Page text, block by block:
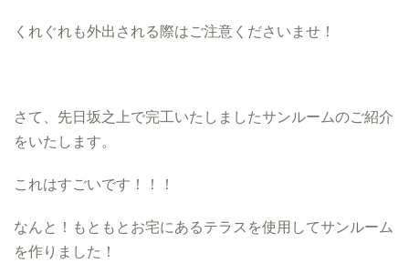
くれぐれも外出される際はご注意くださいませ！
さて、先日坂之上で完工いたしましたサンルームのご紹介
をいたします。
これはすごいです！！！
なんと！もともとお宅にあるテラスを使用してサンルーム
を作りました！